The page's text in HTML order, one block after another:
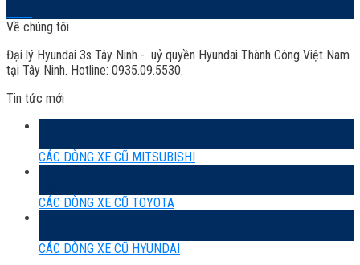
Về chúng tôi
Đại lý Hyundai 3s Tây Ninh - uỷ quyền Hyundai Thành Công Việt Nam
tại Tây Ninh. Hotline: 0935.09.5530.
Tin tức mới
CÁC DÒNG XE CŨ MITSUBISHI
CÁC DÒNG XE CŨ TOYOTA
CÁC DÒNG XE CŨ HYUNDAI